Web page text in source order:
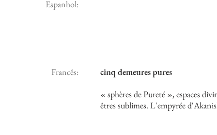
Espanhol:
Francês:
cinq demeures pures
« sphères de Pureté », espaces
êtres sublimes. L'empyrée